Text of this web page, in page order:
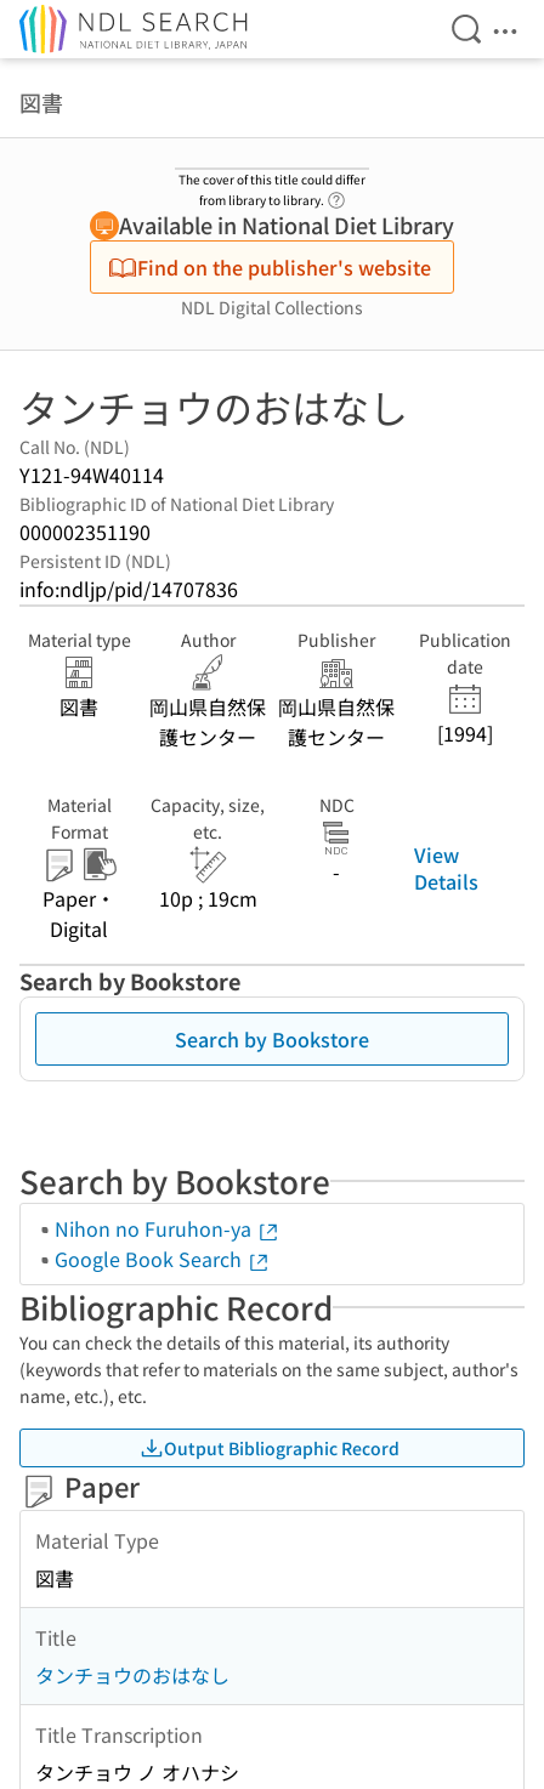
Open
図書
The cover of this title could differ
from library to library.
Available in National Diet Library
Find on the publisher's website
NDL Digital Collections
タンチョウのおはなし
Call No. (NDL)
Y121-94W40114
Bibliographic ID of National Diet Library
000002351190
Persistent ID (NDL)
info:ndljp/pid/14707836
Material type
図書
Author
岡山県自然保
護センター
Publisher
岡山県自然保
護センター
Publication
date
[1994]
Material
Format
Paper・
Digital
Capacity, size,
etc.
10p ; 19cm
NDC
-
View
Details
Search by Bookstore
Search by Bookstore
Search by Bookstore
Nihon no Furuhon-ya
Google Book Search
Bibliographic Record
You can check the details of this material, its authority
(keywords that refer to materials on the same subject, author's
name, etc.), etc.
Output Bibliographic Record
Paper
Material Type
図書
Title
タンチョウのおはなし
Title Transcription
タンチョウ ノ オハナシ